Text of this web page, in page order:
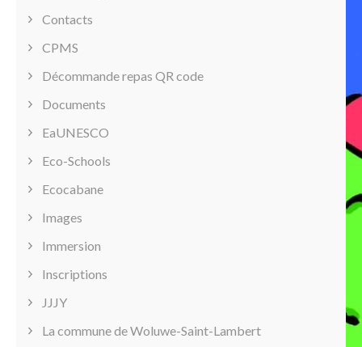
Contacts
CPMS
Décommande repas QR code
Documents
EaUNESCO
Eco-Schools
Ecocabane
Images
Immersion
Inscriptions
JJJY
La commune de Woluwe-Saint-Lambert